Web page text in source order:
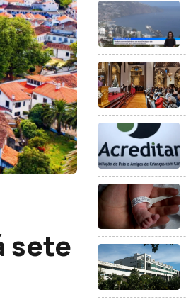
sete